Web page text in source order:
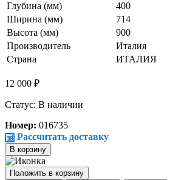
Глубина (мм)
400
Ширина (мм)
714
Высота (мм)
900
Производитель
Италия
Страна
ИТАЛИЯ
12 000 ₽
Статус: В наличии
Номер: 016735
Рассчитать доставку
В корзину
Положить в корзину